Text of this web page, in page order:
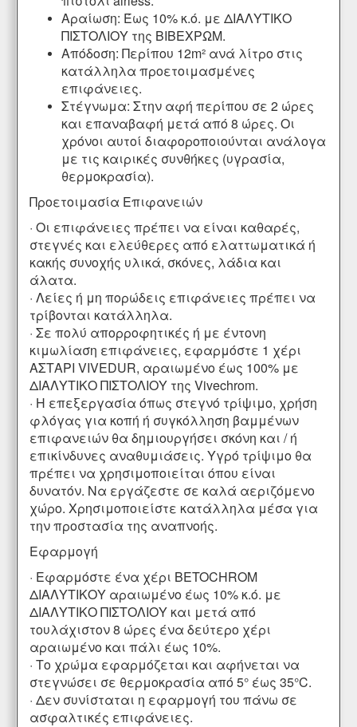
Αραίωση: Έως 10% κ.ό. με ΔΙΑΛΥΤΙΚΟ
ΠΙΣΤΟΛΙΟΥ της ΒΙΒΕΧΡΩΜ.
Απόδοση: Περίπου 12m² ανά λίτρο στις
κατάλληλα προετοιμασμένες
επιφάνειες.
Στέγνωμα: Στην αφή περίπου σε 2 ώρες
και επαναβαφή μετά από 8 ώρες. Οι
χρόνοι αυτοί διαφοροποιούνται ανάλογα
με τις καιρικές συνθήκες (υγρασία,
θερμοκρασία).
Προετοιμασία Επιφανειών
· Οι επιφάνειες πρέπει να είναι καθαρές,
στεγνές και ελεύθερες από ελαττωματικά ή
κακής συνοχής υλικά, σκόνες, λάδια και
άλατα.
· Λείες ή μη πορώδεις επιφάνειες πρέπει να
τρίβονται κατάλληλα.
· Σε πολύ απορροφητικές ή με έντονη
κιμωλίαση επιφάνειες, εφαρμόστε 1 χέρι
ΑΣΤΑΡΙ VIVEDUR, αραιωμένο έως 100% με
ΔΙΑΛΥΤΙΚΟ ΠΙΣΤΟΛΙΟΥ της Vivechrom.
· Η επεξεργασία όπως στεγνό τρίψιμο, χρήση
φλόγας για κοπή ή συγκόλληση βαμμένων
επιφανειών θα δημιουργήσει σκόνη και / ή
επικίνδυνες αναθυμιάσεις. Υγρό τρίψιμο θα
πρέπει να χρησιμοποιείται όπου είναι
δυνατόν. Να εργάζεστε σε καλά αεριζόμενο
χώρο. Χρησιμοποιείστε κατάλληλα μέσα για
την προστασία της αναπνοής.
Εφαρμογή
· Εφαρμόστε ένα χέρι BETOCHROM
ΔΙΑΛΥΤΙΚΟΥ αραιωμένο έως 10% κ.ό. με
ΔΙΑΛΥΤΙΚΟ ΠΙΣΤΟΛΙΟΥ και μετά από
τουλάχιστον 8 ώρες ένα δεύτερο χέρι
αραιωμένο και πάλι έως 10%.
· Το χρώμα εφαρμόζεται και αφήνεται να
στεγνώσει σε θερμοκρασία από 5° έως 35°C.
· Δεν συνίσταται η εφαρμογή του πάνω σε
ασφαλτικές επιφάνειες.